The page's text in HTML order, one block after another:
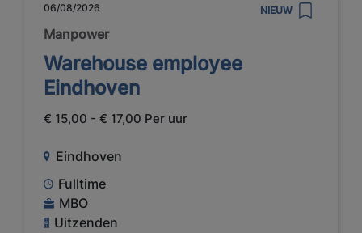
06/08/2026 NIEUW
Manpower
Warehouse employee
Eindhoven
€ 15,00 - € 17,00 Per uur
Eindhoven
Fulltime
MBO
Uitzenden